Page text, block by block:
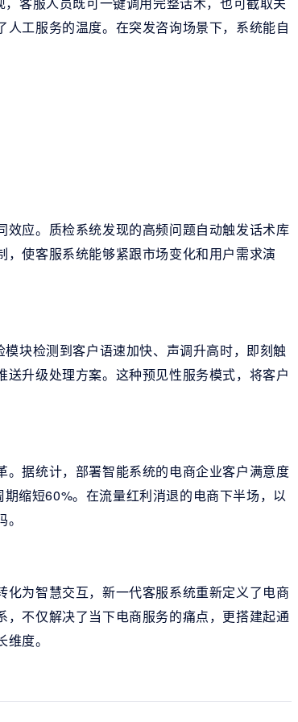
工服务的温度。在突发咨询场景下，系统能自
应。质检系统发现的高频问题自动触发话术库
使客服系统能够紧跟市场变化和用户需求演
块检测到客户语速加快、声调升高时，即刻触
升级处理方案。这种预见性服务模式，将客户
据统计，部署智能系统的电商企业客户满意度
缩短60%。在流量红利消退的电商下半场，以
为智慧交互，新一代客服系统重新定义了电商
不仅解决了当下电商服务的痛点，更搭建起通
度。